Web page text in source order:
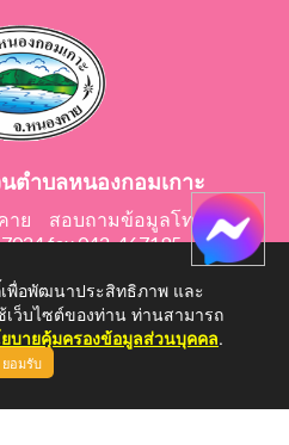
ตำบลหนองกอมเกาะ
คาย สอบถามข้อมูลโทร 042-
fax 042-467195
เพื่อพัฒนาประสิทธิภาพ และ
ว็บไซต์ของท่าน ท่านสามารถ
บายคุ้มครองข้อมูลส่วนบุคคล.
ยอมรับ